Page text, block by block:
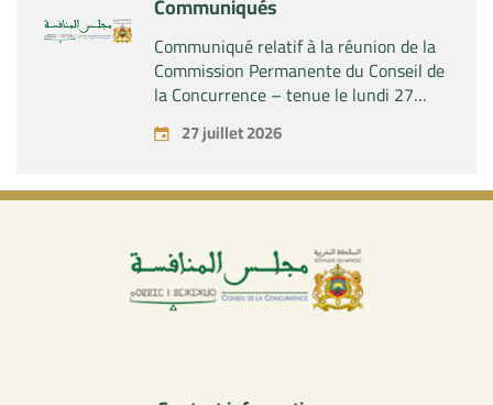
Communiqué relatif à la réunion de la
Commission Permanente du Conseil de
la Concurrence – tenue le lundi 27
juillet 2026
27 juillet 2026